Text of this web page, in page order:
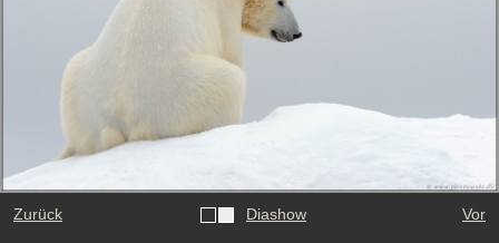
Zurück Diashow Vor